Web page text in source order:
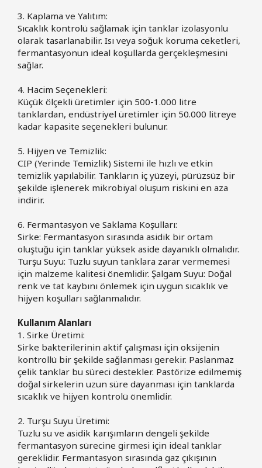
3. Kaplama ve Yalıtım:
Sıcaklık kontrolü sağlamak için tanklar izolasyonlu
olarak tasarlanabilir. Isı veya soğuk koruma ceketleri,
fermantasyonun ideal koşullarda gerçekleşmesini
sağlar.
4. Hacim Seçenekleri:
Küçük ölçekli üretimler için 500-1.000 litre
tanklardan, endüstriyel üretimler için 50.000 litreye
kadar kapasite seçenekleri bulunur.
5. Hijyen ve Temizlik:
CIP (Yerinde Temizlik) Sistemi ile hızlı ve etkin
temizlik yapılabilir. Tankların iç yüzeyi, pürüzsüz bir
şekilde işlenerek mikrobiyal oluşum riskini en aza
indirir.
6. Fermantasyon ve Saklama Koşulları:
Sirke: Fermantasyon sırasında asidik bir ortam
oluştuğu için tanklar yüksek aside dayanıklı olmalıdır.
Turşu Suyu: Tuzlu suyun tanklara zarar vermemesi
için malzeme kalitesi önemlidir. Şalgam Suyu: Doğal
renk ve tat kaybını önlemek için uygun sıcaklık ve
hijyen koşulları sağlanmalıdır.
Kullanım Alanları
1. Sirke Üretimi:
Sirke bakterilerinin aktif çalışması için oksijenin
kontrollü bir şekilde sağlanması gerekir. Paslanmaz
çelik tanklar bu süreci destekler. Pastörize edilmemiş
doğal sirkelerin uzun süre dayanması için tanklarda
sıcaklık ve hijyen kontrolü önemlidir.
2. Turşu Suyu Üretimi:
Tuzlu su ve asidik karışımların dengeli şekilde
fermantasyon sürecine girmesi için ideal tanklar
gereklidir. Fermantasyon sırasında gaz çıkışının